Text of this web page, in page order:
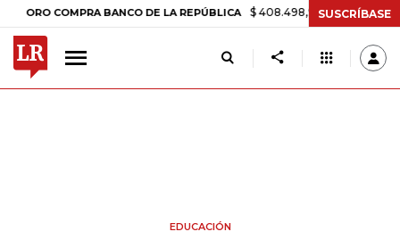
COMPRA BANCO DE LA REPÚBLICA $ 408.498,97 +$ 8.753,81 +2,19%
SUSCRÍBASE
EDUCACIÓN